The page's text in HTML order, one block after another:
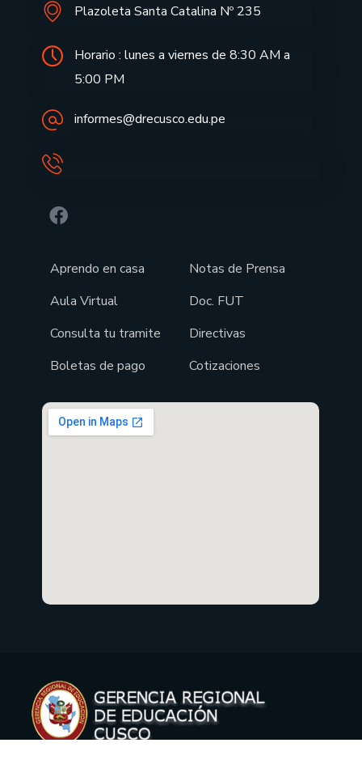
Plazoleta Santa Catalina Nº 235
Horario : lunes a viernes de 8:30 AM a
5:00 PM
informes@drecusco.edu.pe
Aprendo en casa
Aula Virtual
Consulta tu tramite
Boletas de pago
Notas de Prensa
Doc. FUT
Directivas
Cotizaciones